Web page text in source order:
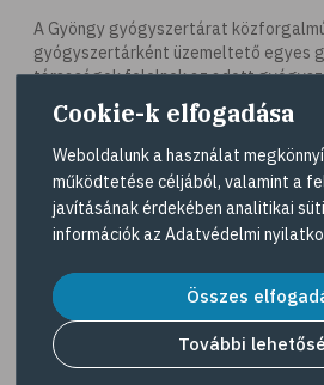
# hal
# egészséges táplálkozás
# omega-3
# A-vitamin
# ásványi anyagok
# ízületi fájdalom
# ízületek
# csontok
A Gyöngy gyógyszertárat
gyógyszertárként üzemeltető egyes
társaságok felelnek az adott
működésért. A Gyöngy
elérhetőségeit a Gyógyszertár kereső
tekintheti meg.
Navigáció
Dermokozmetikumok
Gyöngy Patika Magazin
Cookie-k elfogadása
Weboldalunk a használat
működtetése céljából, valamint a
javításának érdekében analitikai
információk az Adatvédelmi
Összes
További